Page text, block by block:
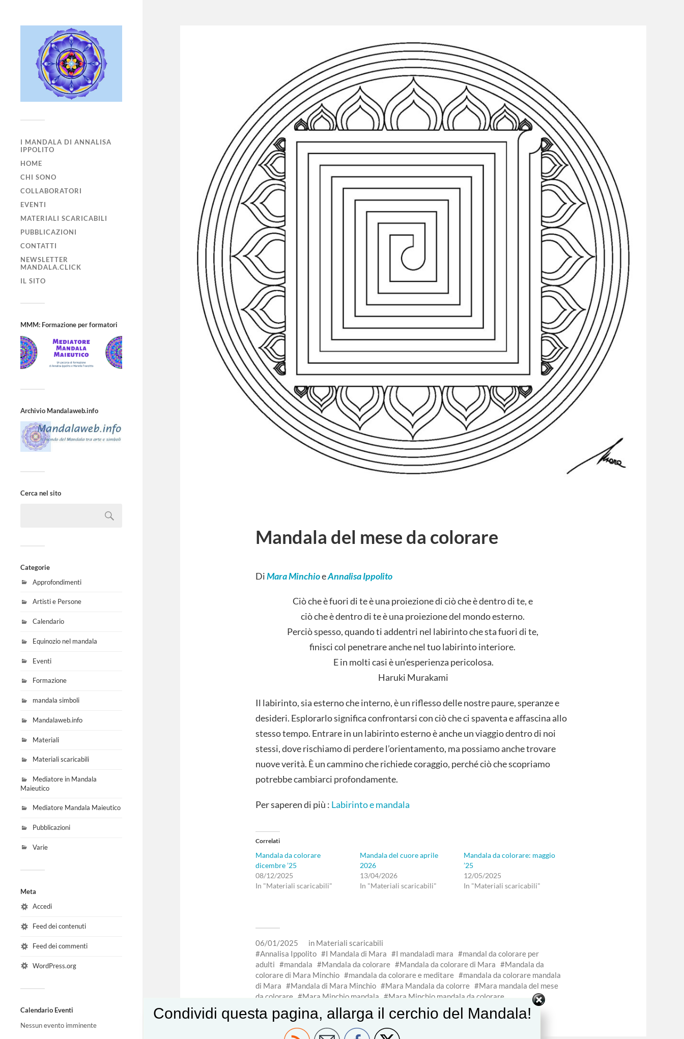
I MANDALA DI ANNALISA
IPPOLITO
HOME
CHI SONO
COLLABORATORI
EVENTI
MATERIALI SCARICABILI
PUBBLICAZIONI
CONTATTI
NEWSLETTER
MANDALA.CLICK
IL SITO
MMM: Formazione per formatori
Archivio Mandalaweb.info
Cerca nel sito
Categorie
Approfondimenti
Artisti e Persone
Calendario
Equinozio nel mandala
Eventi
Formazione
mandala simboli
Mandalaweb.info
Materiali
Materiali scaricabili
Mediatore in Mandala
Maieutico
Mediatore Mandala Maieutico
Pubblicazioni
Varie
Meta
Accedi
Feed dei contenuti
Feed dei commenti
WordPress.org
Calendario Eventi
Nessun evento imminente
Mandala del mese da colorare
DiMara MinchioeAnnalisa Ippolito
Ciò che è fuori di te è una proiezione di ciò che è dentro di te, e
ciò che è dentro di te è una proiezione del mondo esterno.
Perciò spesso, quando ti addentri nel labirinto che sta fuori di te,
finisci col penetrare anche nel tuo labirinto interiore.
E in molti casi è un’esperienza pericolosa.
Haruki Murakami
Il labirinto, sia esterno che interno, è un riflesso delle nostre paure, speranze e
desideri. Esplorarlo significa confrontarsi con ciò che ci spaventa e affascina allo
stesso tempo. Entrare in un labirinto esterno è anche un viaggio dentro di noi
stessi, dove rischiamo di perdere l’orientamento, ma possiamo anche trovare
nuove verità. È un cammino che richiede coraggio, perché ciò che scopriamo
potrebbe cambiarci profondamente.
Per saperen di più : Labirinto e mandala
Correlati
Mandala da colorare
dicembre ’25
08/12/2025
In "Materiali scaricabili"
Mandala del cuore aprile
2026
13/04/2026
In "Materiali scaricabili"
Mandala da colorare: maggio
’25
12/05/2025
In "Materiali scaricabili"
06/01/2025 in Materiali scaricabili
Annalisa Ippolito
I Mandala di Mara I mandaladi mara
mandal da colorare per
adulti
mandala Mandala da colorare Mandala da colorare di Mara
Mandala da
colorare di Mara Minchio
mandala da colorare e meditare
mandala da colorare mandala
di Mara
Mandala di Mara Minchio Mara Mandala da colorre
Mara mandala del mese
da colorare
Mara Minchio mandala Mara Minchio mandala da colorare
Condividi questa pagina, allarga il cerchio del Mandala!